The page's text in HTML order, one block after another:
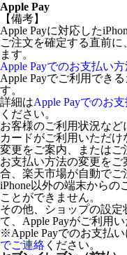
Apple Pay
【備考】
Apple Payに対応した
ご注文を確定する直前に
ます。
Apple Payでのお支払い
Apple Payでご利用でき
す。
詳細はApple Payでのお
ください。
お客様のご利用状況など
カードがご利用いただ
変更をご案内、またはご
お支払い方法の変更を
合、楽天市場が自動でご
iPhone以外の端末からの
ことができません。
その他、ショップの設
て、Apple Payがご利用
※Apple Payでのお支払
でご連絡 ください。